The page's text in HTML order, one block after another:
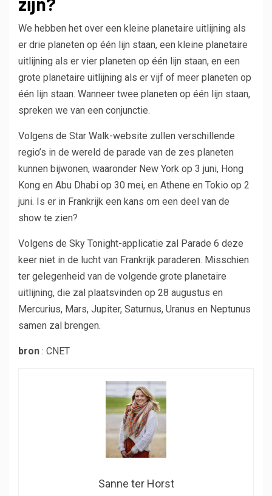
We hebben het over een kleine planetaire uitlijning als
er drie planeten op één lijn staan, een kleine planetaire
uitlijning als er vier planeten op één lijn staan, en een
grote planetaire uitlijning als er vijf of meer planeten op
één lijn staan. Wanneer twee planeten op één lijn staan,
spreken we van een conjunctie.
Volgens de Star Walk-website zullen verschillende
regio’s in de wereld de parade van de zes planeten
kunnen bijwonen, waaronder New York op 3 juni, Hong
Kong en Abu Dhabi op 30 mei, en Athene en Tokio op 2
juni. Is er in Frankrijk een kans om een ​​deel van de
show te zien?
Volgens de Sky Tonight-applicatie zal Parade 6 deze
keer niet in de lucht van Frankrijk paraderen. Misschien
ter gelegenheid van de volgende grote planetaire
uitlijning, die zal plaatsvinden op 28 augustus en
Mercurius, Mars, Jupiter, Saturnus, Uranus en Neptunus
samen zal brengen.
bron : CNET
Sanne ter Horst